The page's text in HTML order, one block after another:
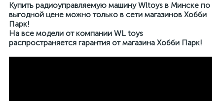
Купить радиоуправляемую машину Wltoys в Минске по
выгодной цене можно только в сети магазинов Хобби
Парк!
На все модели от компании WL toys
распространяется гарантия от магазина Хобби Парк!